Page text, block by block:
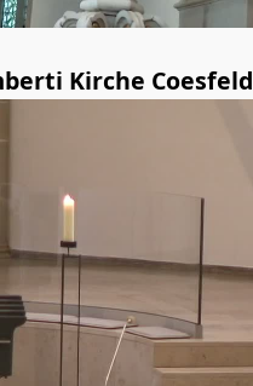
Kirche Coesfeld